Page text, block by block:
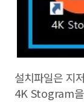
설치파일은 지
4K Stogram